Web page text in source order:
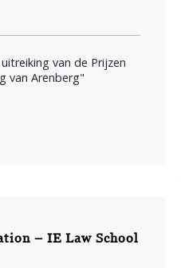
van de Prijzen
van Arenberg"
– IE Law School